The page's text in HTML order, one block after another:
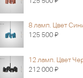
8 ламп. Цвет
125 500Я
12 ламп. Цвет
212 000Я